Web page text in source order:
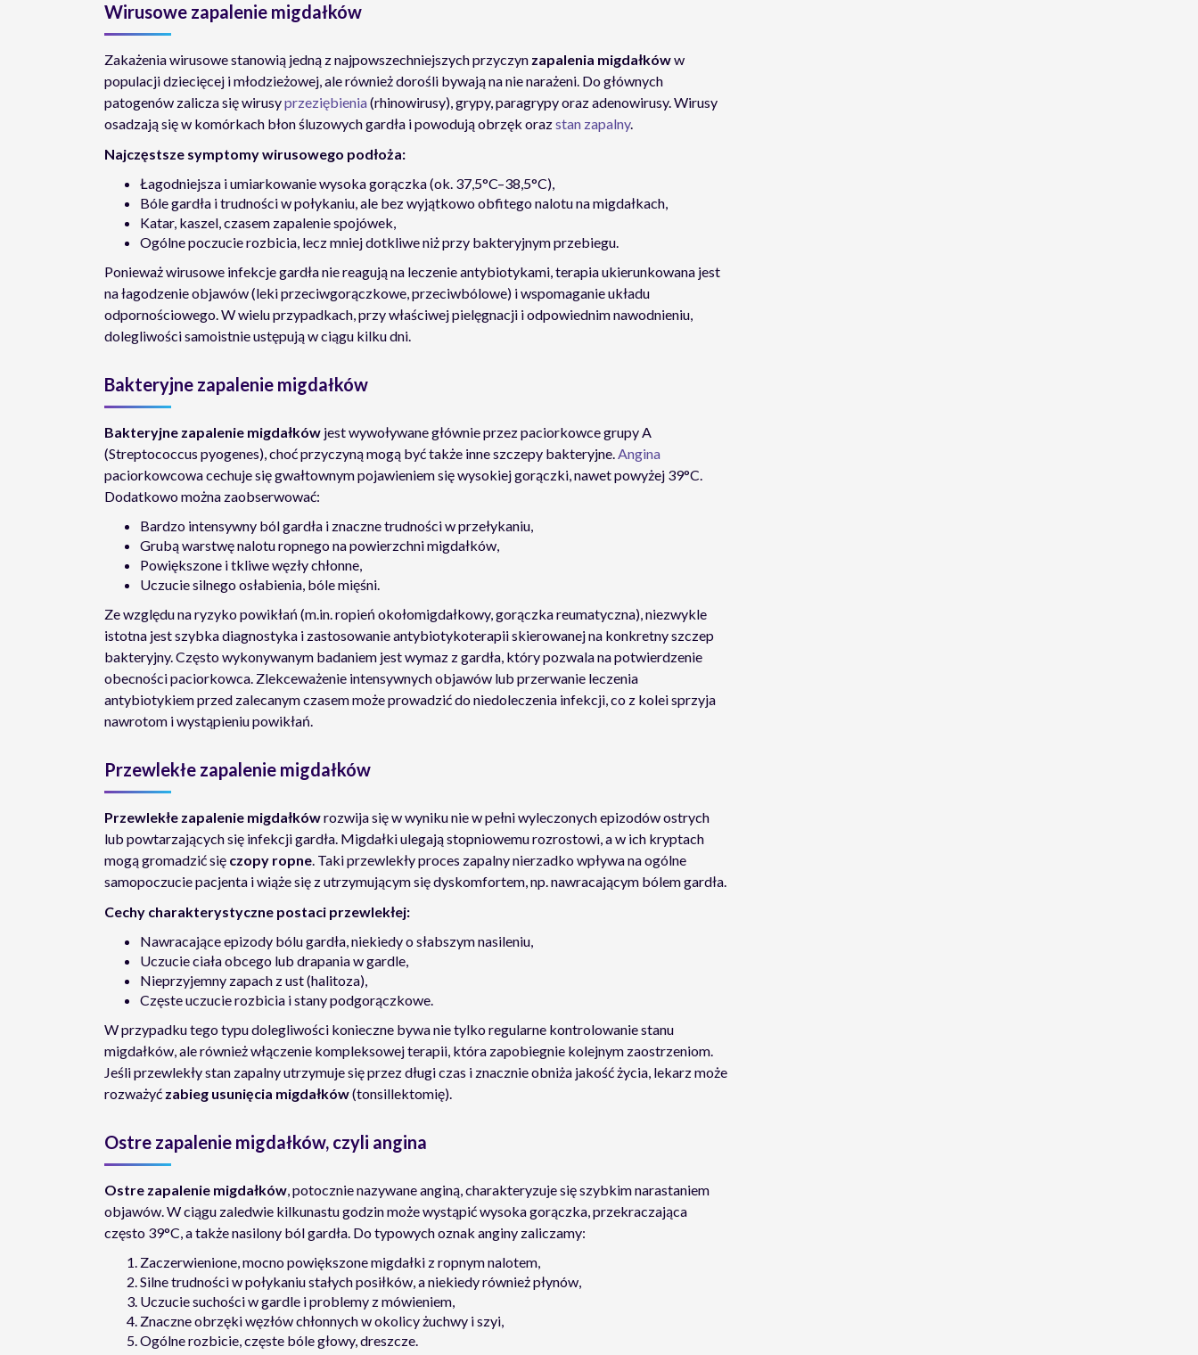
Wirusowe zapalenie migdałków
Zakażenia wirusowe stanowią jedną z najpowszechniejszych przyczyn zapalenia migdałkóww
populacji dziecięcej i młodzieżowej, ale również dorośli bywają na nie narażeni. Do głównych
patogenów zalicza się wirusyprzeziębienia(rhinowirusy), grypy, paragrypy oraz adenowirusy. Wirusy
osadzają się w komórkach błon śluzowych gardła i powodują obrzęk orazstan zapalny.
Najczęstsze symptomy wirusowego podłoża:
Łagodniejsza i umiarkowanie wysoka gorączka (ok. 37,5°C–38,5°C),
Bóle gardła i trudności w połykaniu, ale bez wyjątkowo obfitego nalotu na migdałkach,
Katar, kaszel, czasem zapalenie spojówek,
Ogólne poczucie rozbicia, lecz mniej dotkliwe niż przy bakteryjnym przebiegu.
Ponieważ wirusowe infekcje gardła nie reagują na leczenie antybiotykami, terapia ukierunkowana jest
na łagodzenie objawów (leki przeciwgorączkowe, przeciwbólowe) i wspomaganie układu
odpornościowego. W wielu przypadkach, przy właściwej pielęgnacji i odpowiednim nawodnieniu,
dolegliwości samoistnie ustępują w ciągu kilku dni.
Bakteryjne zapalenie migdałków
Bakteryjne zapalenie migdałków jest wywoływane głównie przez paciorkowce grupy A
(Streptococcus pyogenes), choć przyczyną mogą być także inne szczepy bakteryjne.Angina
paciorkowcowa cechuje się gwałtownym pojawieniem się wysokiej gorączki, nawet powyżej 39°C.
Dodatkowo można zaobserwować:
Bardzo intensywny ból gardła i znaczne trudności w przełykaniu,
Grubą warstwę nalotu ropnego na powierzchni migdałków,
Powiększone i tkliwe węzły chłonne,
Uczucie silnego osłabienia, bóle mięśni.
Ze względu na ryzyko powikłań (m.in. ropień okołomigdałkowy, gorączka reumatyczna), niezwykle
istotna jest szybka diagnostyka i zastosowanie antybiotykoterapii skierowanej na konkretny szczep
bakteryjny. Często wykonywanym badaniem jest wymaz z gardła, który pozwala na potwierdzenie
obecności paciorkowca. Zlekceważenie intensywnych objawów lub przerwanie leczenia
antybiotykiem przed zalecanym czasem może prowadzić do niedoleczenia infekcji, co z kolei sprzyja
nawrotom i wystąpieniu powikłań.
Przewlekłe zapalenie migdałków
Przewlekłe zapalenie migdałkówrozwija się w wyniku nie w pełni wyleczonych epizodów ostrych
lub powtarzających się infekcji gardła. Migdałki ulegają stopniowemu rozrostowi, a w ich kryptach
mogą gromadzić się czopy ropne. Taki przewlekły proces zapalny nierzadko wpływa na ogólne
samopoczucie pacjenta i wiąże się z utrzymującym się dyskomfortem, np. nawracającym bólem gardła.
Cechy charakterystyczne postaci przewlekłej:
Nawracające epizody bólu gardła, niekiedy o słabszym nasileniu,
Uczucie ciała obcego lub drapania w gardle,
Nieprzyjemny zapach z ust (halitoza),
Częste uczucie rozbicia i stany podgorączkowe.
W przypadku tego typu dolegliwości konieczne bywa nie tylko regularne kontrolowanie stanu
migdałków, ale również włączenie kompleksowej terapii, która zapobiegnie kolejnym zaostrzeniom.
Jeśli przewlekły stan zapalny utrzymuje się przez długi czas i znacznie obniża jakość życia, lekarz może
rozważyć zabieg usunięcia migdałków(tonsillektomię).
Ostre zapalenie migdałków, czyli angina
Ostre zapalenie migdałków, potocznie nazywane anginą, charakteryzuje się szybkim narastaniem
objawów. W ciągu zaledwie kilkunastu godzin może wystąpić wysoka gorączka, przekraczająca
często 39°C, a także nasilony ból gardła. Do typowych oznak anginy zaliczamy:
Zaczerwienione, mocno powiększone migdałki z ropnym nalotem,
Silne trudności w połykaniu stałych posiłków, a niekiedy również płynów,
Uczucie suchości w gardle i problemy z mówieniem,
Znaczne obrzęki węzłów chłonnych w okolicy żuchwy i szyi,
Ogólne rozbicie, częste bóle głowy, dreszcze.